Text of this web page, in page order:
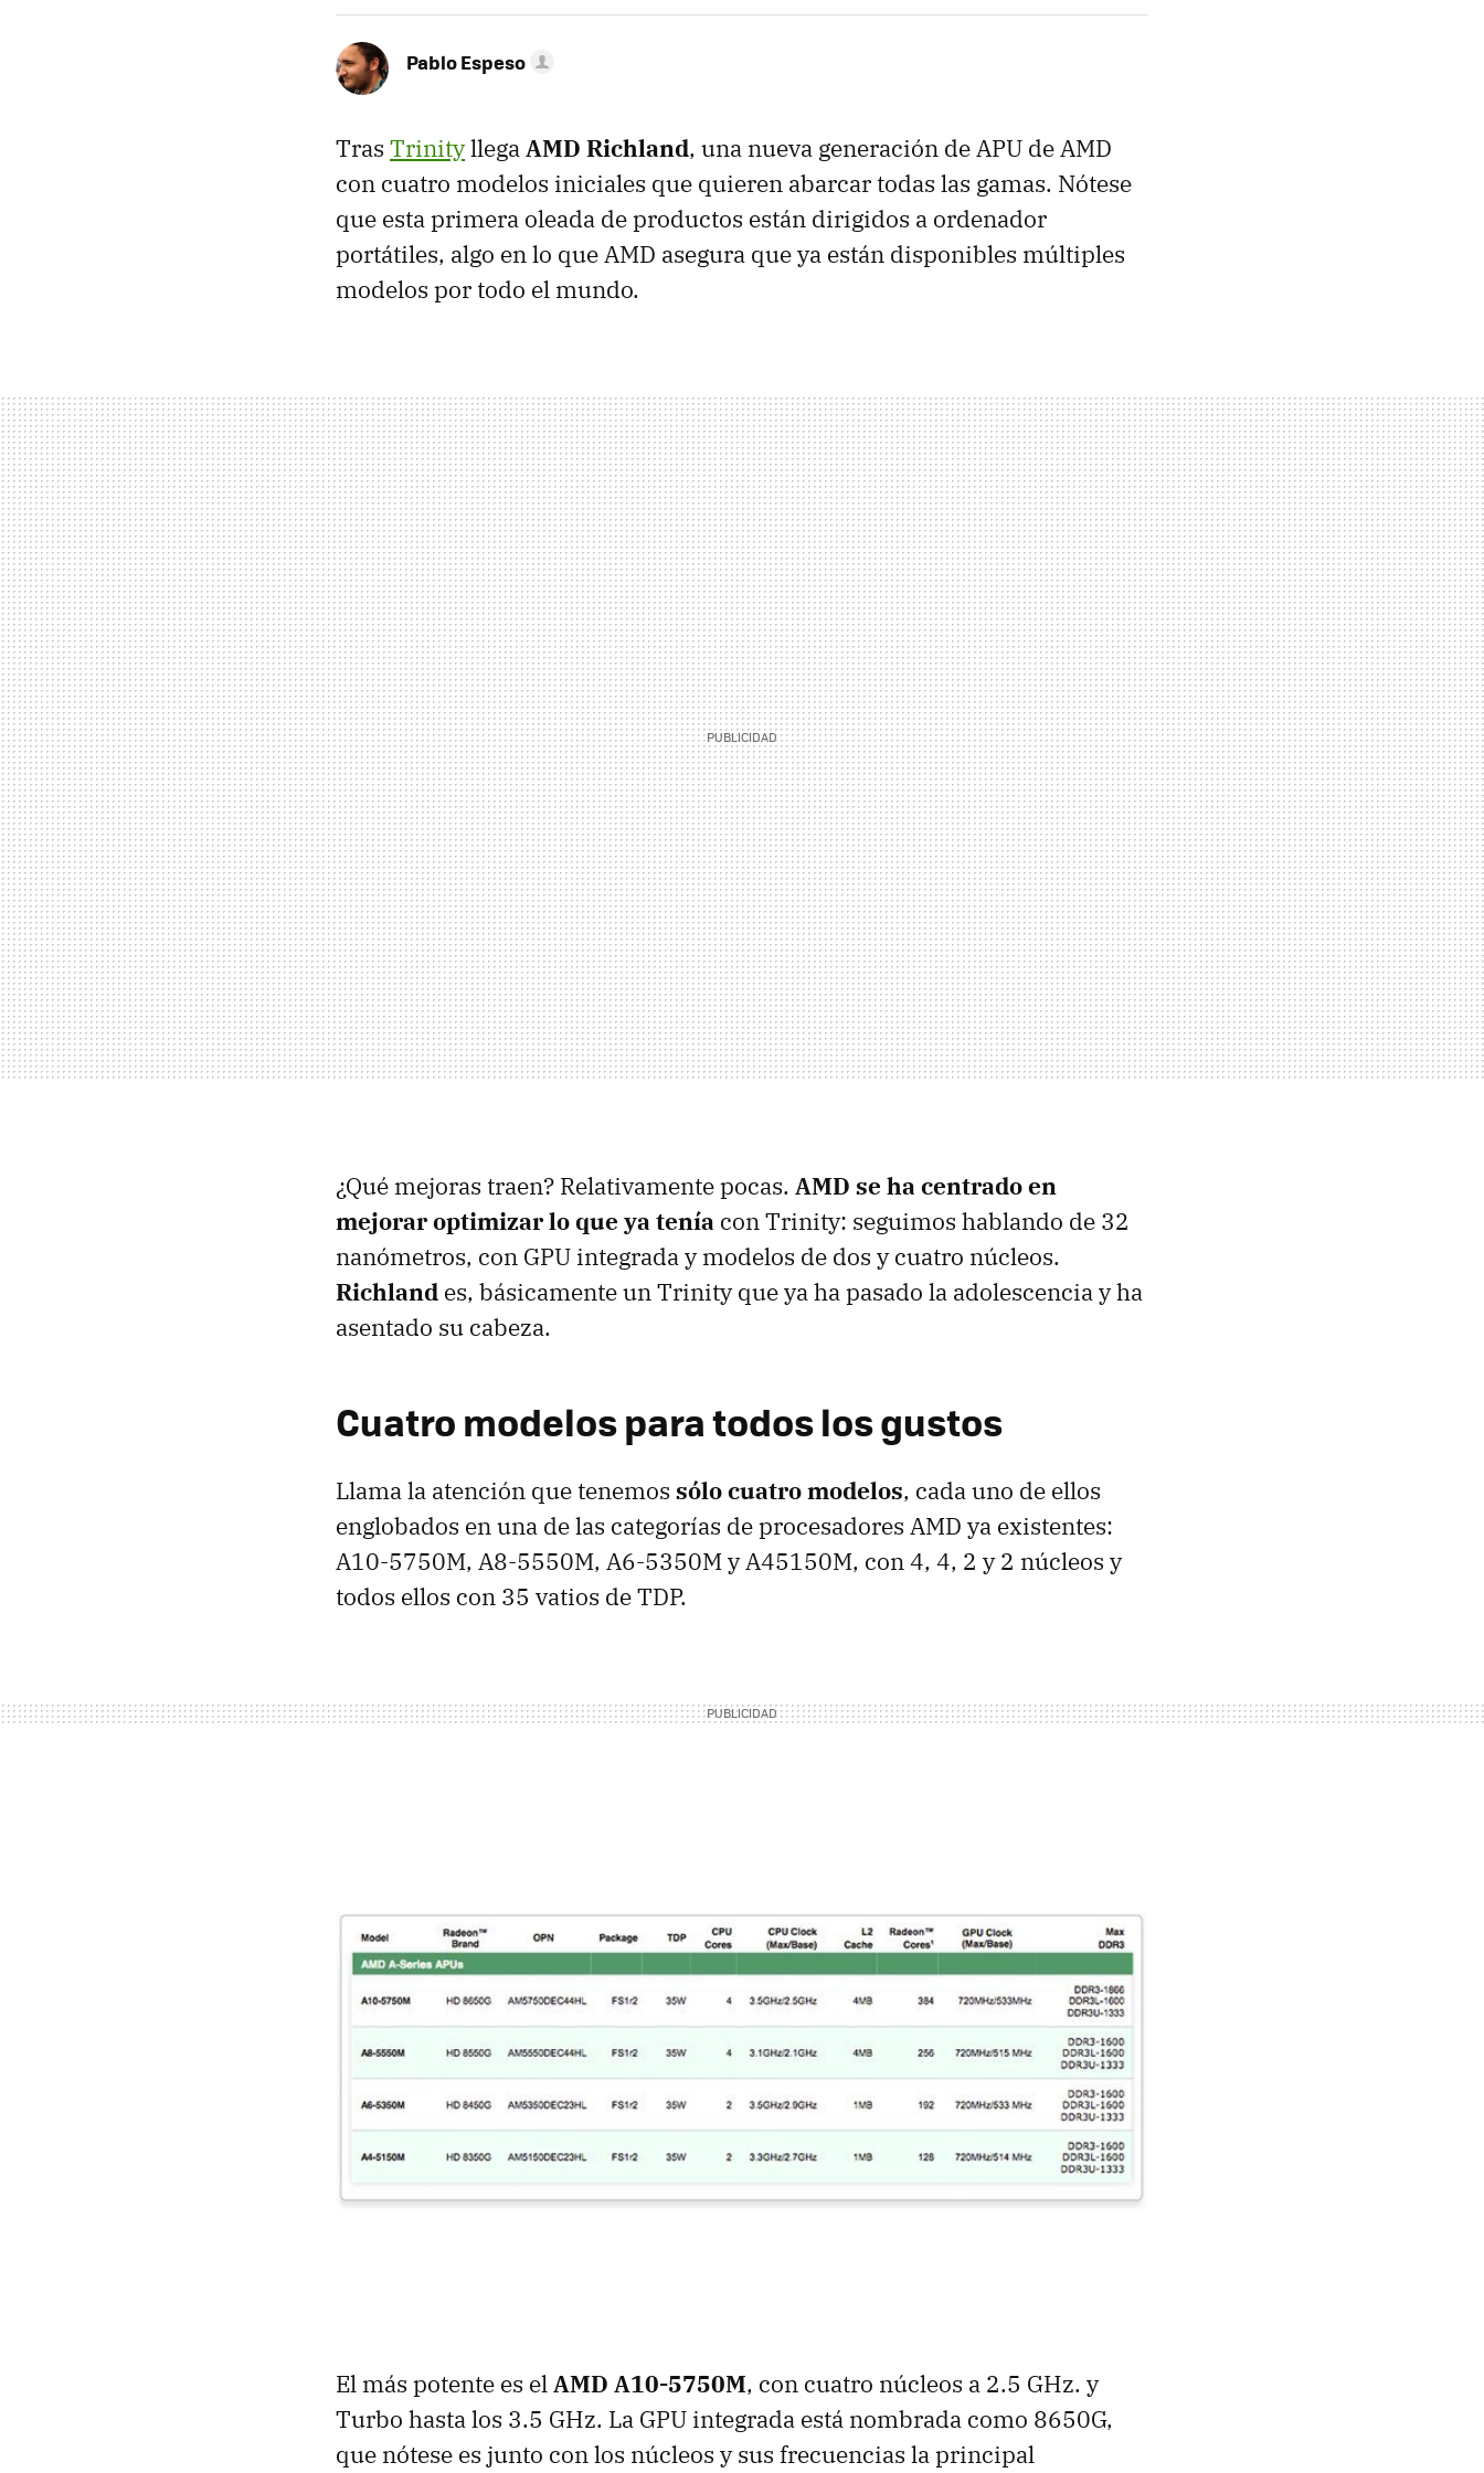
Pablo Espeso
Tras TrinityllegaAMD Richland, una nueva generación de APU de AMD
con cuatro modelos iniciales que quieren abarcar todas las gamas. Nótese
que esta primera oleada de productos están dirigidos a ordenador
portátiles, algo en lo que AMD asegura que ya están disponibles múltiples
modelos por todo el mundo.
¿Qué mejoras traen? Relativamente pocas. AMD se ha centrado en
mejorar optimizar lo que ya tenía con Trinity: seguimos hablando de 32
nanómetros, con GPU integrada y modelos de dos y cuatro núcleos.
Richland es, básicamente un Trinity que ya ha pasado la adolescencia y ha
asentado su cabeza.
Cuatro modelos para todos los gustos
Llama la atención que tenemos sólo cuatro modelos, cada uno de ellos
englobados en una de las categorías de procesadores AMD ya existentes:
A10-5750M, A8-5550M, A6-5350M y A45150M, con 4, 4, 2 y 2 núcleos y
todos ellos con 35 vatios de TDP.
El más potente es elAMD A10-5750M, con cuatro núcleos a 2.5 GHz. y
Turbo hasta los 3.5 GHz. La GPU integrada está nombrada como 8650G,
que nótese es junto con los núcleos y sus frecuencias la principal